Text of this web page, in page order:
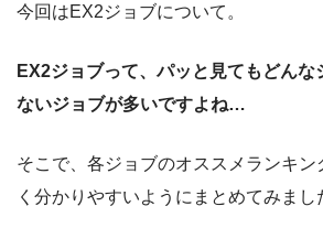
今回はEX2ジョブについて。
EX2ジョブって、パッと見てもどんな
ないジョブが多いですよね…
そこで、各ジョブのオススメランキ
く分かりやすいようにまとめてみまし